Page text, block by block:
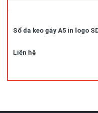
Sổ da keo gáy A5 in logo
Liên hệ